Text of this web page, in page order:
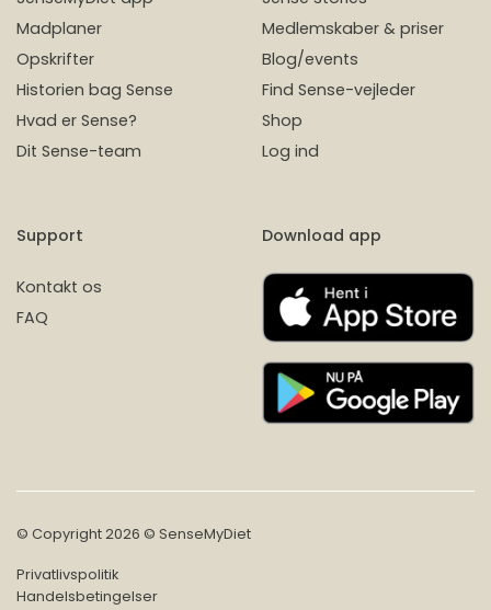
Madplaner
Opskrifter
Historien bag Sense
Hvad er Sense?
Dit Sense-team
Medlemskaber & priser
Blog/events
Find Sense-vejleder
Shop
Log ind
Support
Kontakt os
FAQ
Download app
© Copyright 2026 © SenseMyDiet
Privatlivspolitik
Handelsbetingelser